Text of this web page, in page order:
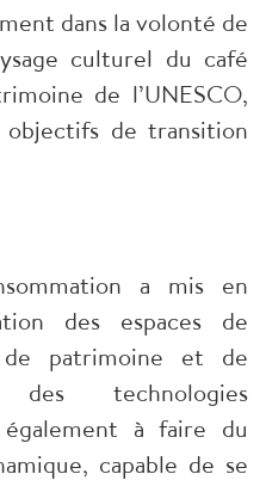
dans la volonté de
culturel du café
de l’UNESCO,
de transition
a mis en
des espaces de
patrimoine et de
des technologies
à faire du
capable de se